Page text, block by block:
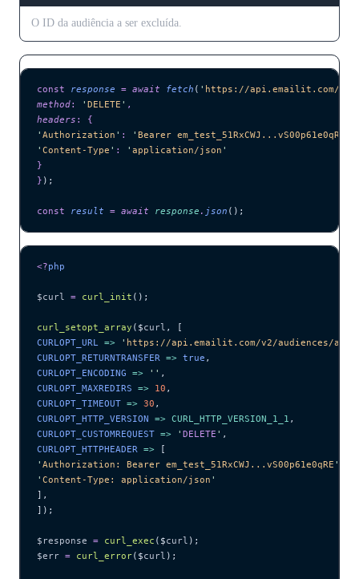
O ID da audiência a ser excluída.
const response = await fetch ( ' https://api.emailit.com/v2/
method: ' DELETE ' ,
headers :
{
' Authorization ' : ' Bearer em_test_51RxCWJ...vS00p61e0qRE
' Content-Type ' : ' application/json '
}
} );
const result = await response . json ();
<?php
$curl = curl_init ();
curl_setopt_array ($curl ,
[
CURLOPT_URL => ' https://api.emailit.com/v2/audiences/
CURLOPT_RETURNTRANSFER => true ,
CURLOPT_ENCODING => '' ,
CURLOPT_MAXREDIRS => 10 ,
CURLOPT_TIMEOUT => 30 ,
CURLOPT_HTTP_VERSION => CURL_HTTP_VERSION_1_1 ,
CURLOPT_CUSTOMREQUEST => ' DELETE ' ,
CURLOPT_HTTPHEADER => [
' Authorization: Bearer em_test_51RxCWJ...vS00p61e0qRE '
' Content-Type: application/json '
],
]);
$response = curl_exec ($curl );
$err = curl_error($curl );